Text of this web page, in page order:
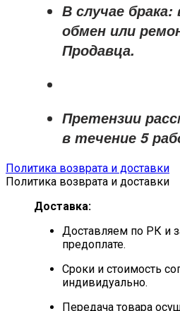
В случае брака:
обмен или
Продавца.
Претензии
в течение 5
Политика возврата и доставки
Политика возврата и доставки
Доставка:
Доставляем по РК и
предоплате.
Сроки и стоимость
индивидуально.
Передача товара